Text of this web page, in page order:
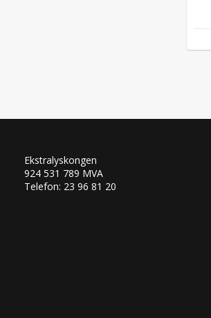
Ekstralyskongen
924 531 789 MVA
Telefon: 23 96 81 20